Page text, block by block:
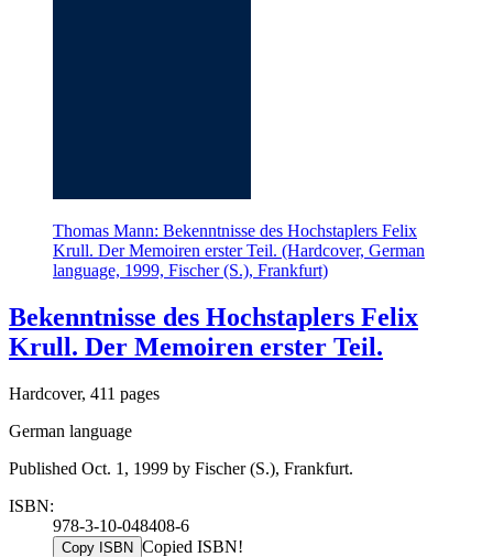
Thomas Mann: Bekenntnisse des Hochstaplers Felix
Krull. Der Memoiren erster Teil. (Hardcover, German
language, 1999, Fischer (S.), Frankfurt)
Bekenntnisse des Hochstaplers Felix
Krull. Der Memoiren erster Teil.
Hardcover, 411 pages
German language
Published Oct. 1, 1999 by Fischer (S.), Frankfurt.
ISBN:
978-3-10-048408-6
Copy ISBN Copied ISBN!